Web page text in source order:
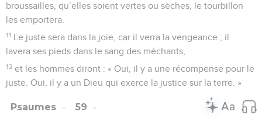
broussailles, qu’elles soient vertes ou sèches, le tourbillon
les emportera.
11 Le juste sera dans la joie, car il verra la vengeance ; il
lavera ses pieds dans le sang des méchants,
12 et les hommes diront : « Oui, il y a une récompense pour le
juste. Oui, il y a un Dieu qui exerce la justice sur la terre. »
Psaumes 59